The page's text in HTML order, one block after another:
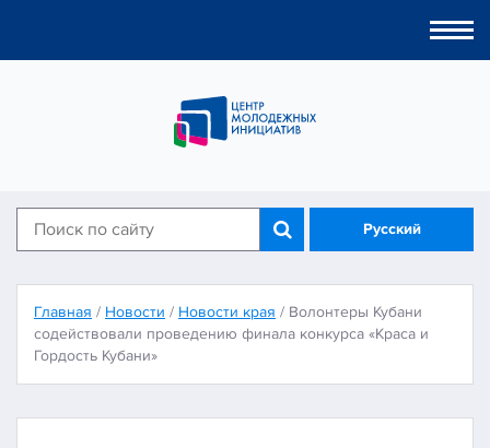
Русский
Главная / Новости / Новости края / Волонтеры Кубани
содействовали проведению финала конкурса «Краса и
Гордость Кубани»